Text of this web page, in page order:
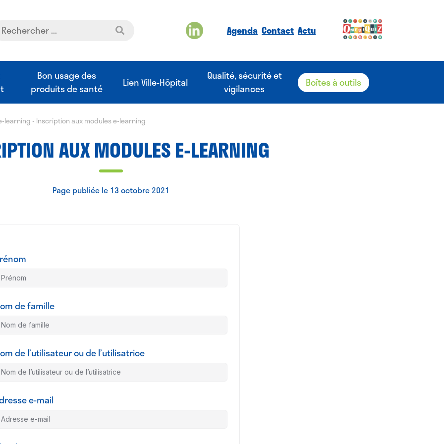
Agenda Contact Actu
Bon usage des
produits de santé
Lien Ville-Hôpital
Qualité, sécurité et
vigilances
Boîtes à outils
learning - Inscription aux modules e-learning
AUX MODULES E-LEARNING
Page publiée le 13 octobre 2021
de famille
de l’utilisateur ou de l’utilisatrice
e-mail